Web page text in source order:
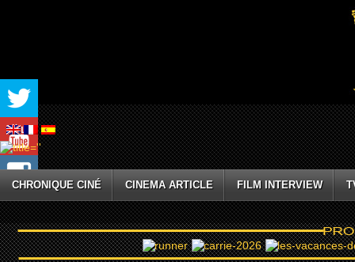
CHRONIQUE CINÉ CINEMA ARTICLE FILM INTERVIEW